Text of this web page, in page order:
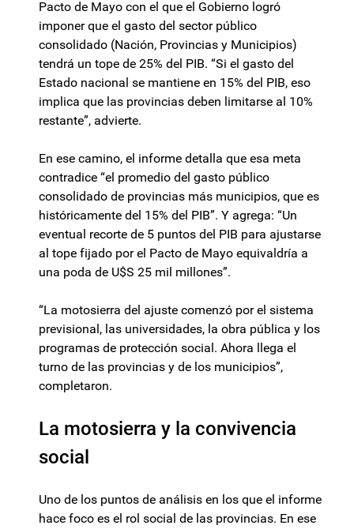
Pacto de Mayo con el que el Gobierno logró
imponer que el gasto del sector público
consolidado (Nación, Provincias y Municipios)
tendrá un tope de 25% del PIB. “Si el gasto del
Estado nacional se mantiene en 15% del PIB, eso
implica que las provincias deben limitarse al 10%
restante”, advierte.
En ese camino, el informe detalla que esa meta
contradice “el promedio del gasto público
consolidado de provincias más municipios, que es
históricamente del 15% del PIB”. Y agrega: “Un
eventual recorte de 5 puntos del PIB para ajustarse
al tope fijado por el Pacto de Mayo equivaldría a
una poda de U$S 25 mil millones”.
“La motosierra del ajuste comenzó por el sistema
previsional, las universidades, la obra pública y los
programas de protección social. Ahora llega el
turno de las provincias y de los municipios”,
completaron.
La motosierra y la convivencia
social
Uno de los puntos de análisis en los que el informe
hace foco es el rol social de las provincias. En ese